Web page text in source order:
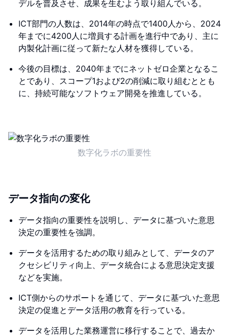
デルを普及させ、成果を生むよう取り組んでいる。
ICT部門の人数は、2014年の時点で1400人から、2024
年までに4200人に増員する計画を進行中であり、主に
内製化計画に従って新たな人材を獲得している。
今後の目標は、2040年までにネットゼロ企業となるこ
とであり、スコープ1および2の削減に取り組むととも
に、持続可能なソフトウェア開発を推進している。
数字化ラボの重要性
データ指向の変化
データ指向の重要性を説明し、データに基づいた意思
決定の重要性を強調。
データを活用するための取り組みとして、データのア
クセシビリティ向上、データ統合による意思決定支援
などを実施。
ICT側からのサポートを通じて、データに基づいた意思
決定の促進とデータ活用の教育を行っている。
データを活用した業務運営に移行することで、過去か